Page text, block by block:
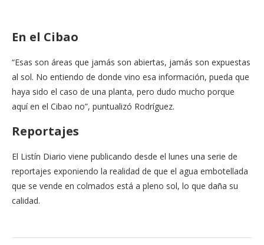
En el Cibao
“Esas son áreas que jamás son abiertas, jamás son expuestas
al sol. No entiendo de donde vino esa información, pueda que
haya sido el caso de una planta, pero dudo mucho porque
aquí en el Cibao no”, puntualizó Rodríguez.
Reportajes
El Listín Diario viene publicando desde el lunes una serie de
reportajes exponiendo la realidad de que el agua embotellada
que se vende en colmados está a pleno sol, lo que daña su
calidad.